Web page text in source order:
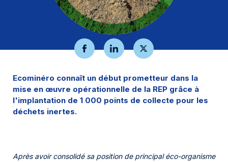
Où déposer mes déchets ?
Réemploi
L’éco-contribution
Actualités
Évènements
Aide et contact
Ecominéro connaît un début prometteur dans la
mise en œuvre opérationnelle de la REP grâce à
l'implantation de 1 000 points de collecte pour les
déchets inertes.
Après avoir consolidé sa position de principal éco-organisme